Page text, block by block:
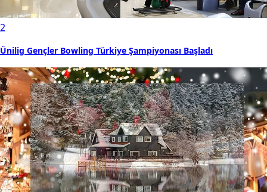
2
Ünilig Gençler Bowling Türkiye Şampiyonası Başladı